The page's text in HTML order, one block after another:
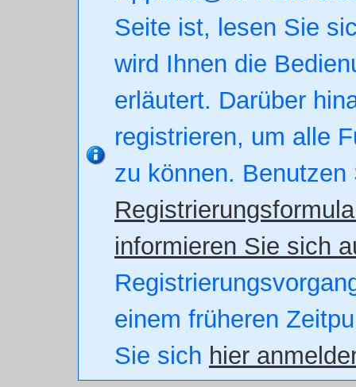
Seite ist, lesen Sie
wird Ihnen die
erläutert. Darüber
registrieren, um alle
zu können. Benutzen
informieren Sie sich
einem früheren
Sie sich hier